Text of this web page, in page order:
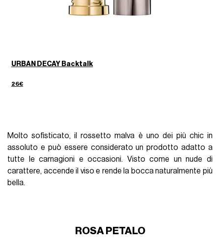
URBAN DECAY Backtalk
26€
Molto sofisticato, il rossetto malva è uno dei più chic in
assoluto e può essere considerato un prodotto adatto a
tutte le carnagioni e occasioni. Visto come un nude di
carattere, accende il viso e rende la bocca naturalmente più
bella.
ROSA PETALO